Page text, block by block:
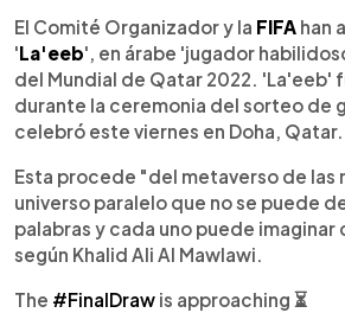
► Escuchar artículo
El Comité Organizador y la FIFA han
'La'eeb', en árabe 'jugador
del Mundial de Qatar 2022. 'La'eeb'
durante la ceremonia del sorteo de
celebró este viernes en Doha, Qatar.
Esta procede "del metaverso de las
universo paralelo que no se puede
palabras y cada uno puede imaginar
según Khalid Ali Al Mawlawi.
The #FinalDraw is approaching ⏳